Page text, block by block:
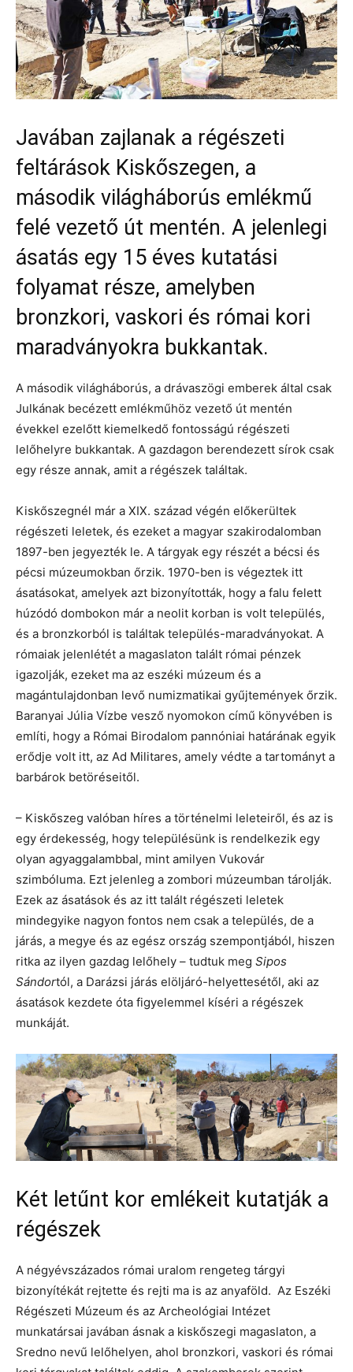
Javában zajlanak a régészeti
feltárások Kiskőszegen, a
második világháborús emlékmű
felé vezető út mentén. A jelenlegi
ásatás egy 15 éves kutatási
folyamat része, amelyben
bronzkori, vaskori és római kori
maradványokra bukkantak.
A második világháborús, a drávaszögi emberek által csak
Julkának becézett emlékműhöz vezető út mentén
évekkel ezelőtt kiemelkedő fontosságú régészeti
lelőhelyre bukkantak. A gazdagon berendezett sírok csak
egy része annak, amit a régészek találtak.
Kiskőszegnél már a XIX. század végén előkerültek
régészeti leletek, és ezeket a magyar szakirodalomban
1897-ben jegyezték le. A tárgyak egy részét a bécsi és
pécsi múzeumokban őrzik. 1970-ben is végeztek itt
ásatásokat, amelyek azt bizonyították, hogy a falu felett
húzódó dombokon már a neolit korban is volt település,
és a bronzkorból is találtak település-maradványokat. A
rómaiak jelenlétét a magaslaton talált római pénzek
igazolják, ezeket ma az eszéki múzeum és a
magántulajdonban levő numizmatikai gyűjtemények őrzik.
Baranyai Júlia Vízbe vesző nyomokon című könyvében is
említi, hogy a Római Birodalom pannóniai határának egyik
erődje volt itt, az Ad Militares, amely védte a tartományt a
barbárok betöréseitől.
– Kiskőszeg valóban híres a történelmi leleteiről, és az is
egy érdekesség, hogy településünk is rendelkezik egy
olyan agyaggalambbal, mint amilyen Vukovár
szimbóluma. Ezt jelenleg a zombori múzeumban tárolják.
Ezek az ásatások és az itt talált régészeti leletek
mindegyike nagyon fontos nem csak a település, de a
járás, a megye és az egész ország szempontjából, hiszen
ritka az ilyen gazdag lelőhely – tudtuk meg Sipos
Sándortól, a Darázsi járás elöljáró-helyettesétől, aki az
ásatások kezdete óta figyelemmel kíséri a régészek
munkáját.
Két letűnt kor emlékeit kutatják a
régészek
A négyévszázados római uralom rengeteg tárgyi
bizonyítékát rejtette és rejti ma is az anyaföld. Az Eszéki
Régészeti Múzeum és az Archeológiai Intézet
munkatársai javában ásnak a kiskőszegi magaslaton, a
Sredno nevű lelőhelyen, ahol bronzkori, vaskori és római